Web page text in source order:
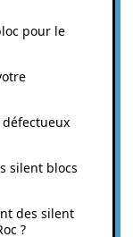
pour le
défectueux
silent blocs
des silent
?